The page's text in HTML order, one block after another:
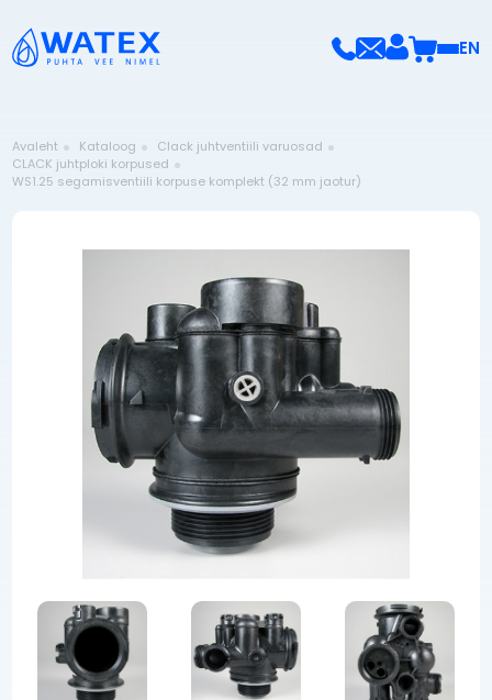
EN
Avaleht Kataloog
Clack juhtventiili varuosad
CLACK juhtploki korpused
WS1.25 segamisventiili korpuse komplekt (32 mm jaotur)